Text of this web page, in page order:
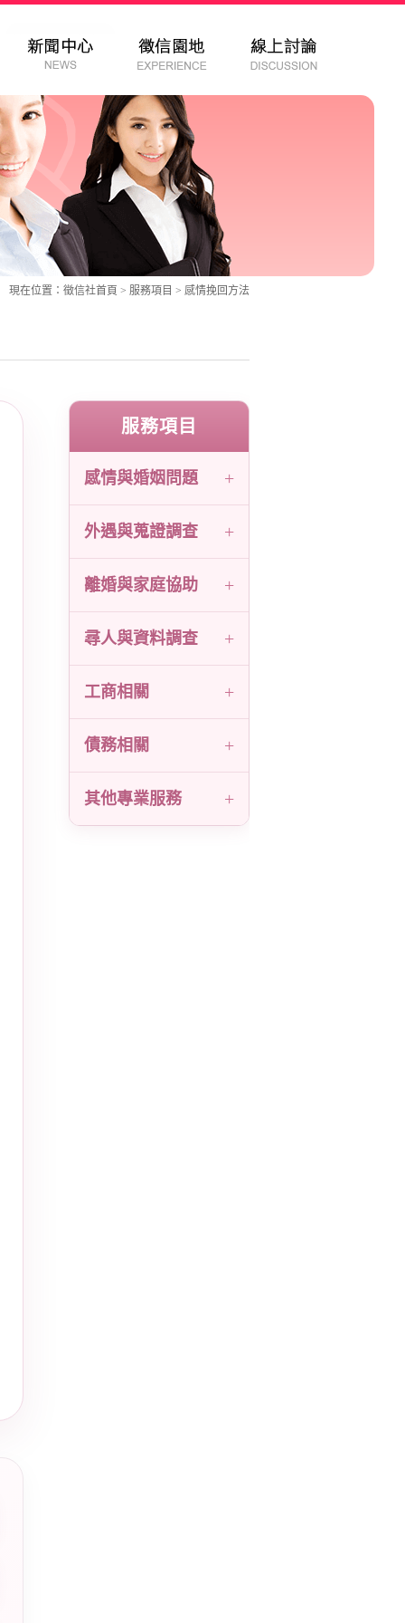
現在位置： 徵信社首頁 > 服務項目 > 感情挽回方法
服務項目
感情與婚姻問題
外遇與蒐證調查
離婚與家庭協助
尋人與資料調查
工商相關
債務相關
其他專業服務